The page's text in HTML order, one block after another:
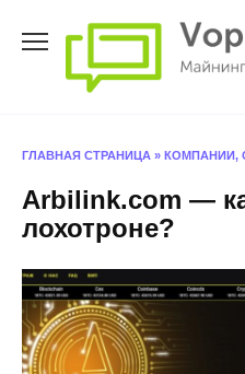
ГЛАВНАЯ СТРАНИЦА » КОМПАНИИ,
Arbilink.com —
лохотроне?